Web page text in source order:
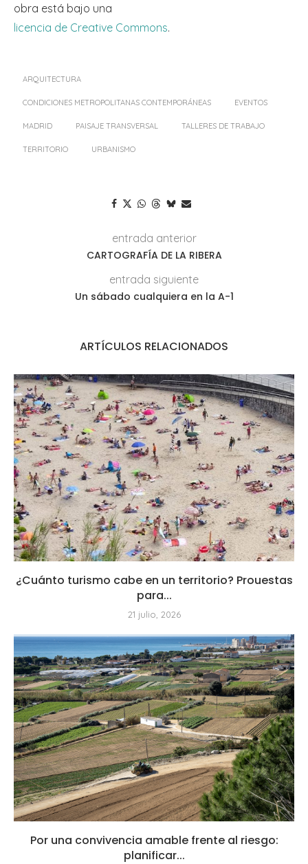
obra está bajo una
licencia de Creative Commons.
ARQUITECTURA
CONDICIONES METROPOLITANAS CONTEMPORÁNEAS EVENTOS
MADRID PAISAJE TRANSVERSAL TALLERES DE TRABAJO
TERRITORIO URBANISMO
entrada anterior
CARTOGRAFÍA DE LA RIBERA
entrada siguiente
Un sábado cualquiera en la A-1
ARTÍCULOS RELACIONADOS
¿Cuánto turismo cabe en un territorio? Prouestas
para...
21 julio, 2026
Por una convivencia amable frente al riesgo:
planificar...